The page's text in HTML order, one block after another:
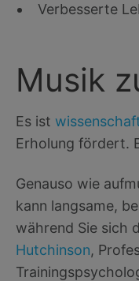
Verbesserte
Musik
Es ist
Erholung fördert.
Genauso wie
kann langsame,
während Sie sich
Hutchinson,